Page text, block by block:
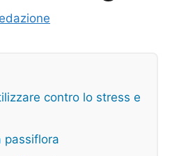
contro lo stress e
passiflora